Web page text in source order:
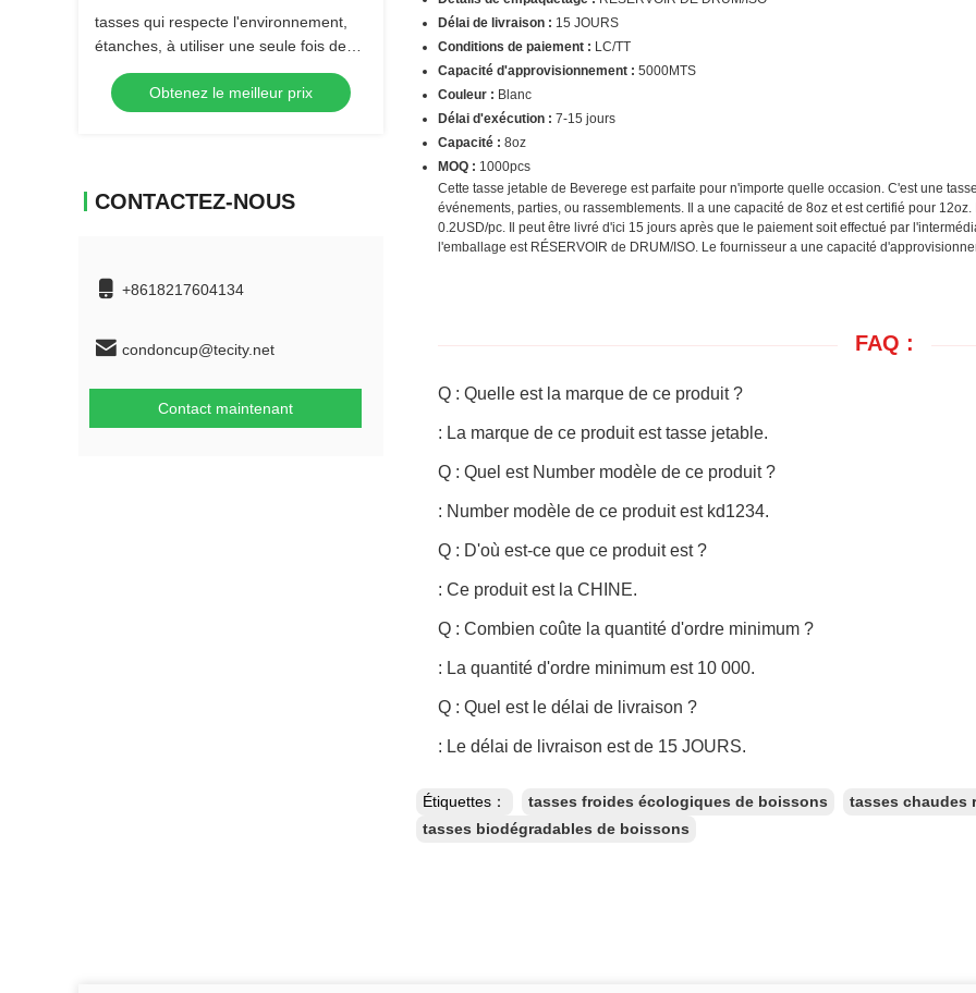
tasses qui respecte l'environnement,
étanches, à utiliser une seule fois de
tasse jetable des boissons 12oz pour
des événements et parties
Obtenez le meilleur prix
CONTACTEZ-NOUS
+8618217604134
condoncup@tecity.net
Contact maintenant
Délai de livraison : 15 JOURS
Conditions de paiement : LC/TT
Capacité d'approvisionnement : 5000MTS
Couleur : Blanc
Délai d'exécution : 7-15 jours
Capacité : 8oz
MOQ : 1000pcs
Cette tasse jetable de Beverege est parfaite pour n'importe quelle occasion. C'est une
événements, parties, ou rassemblements. Il a une capacité de 8oz et est certifié pour
0.2USD/pc. Il peut être livré d'ici 15 jours après que le paiement soit effectué par
l'emballage est RÉSERVOIR de DRUM/ISO. Le fournisseur a une capacité
FAQ :
Q : Quelle est la marque de ce produit ?
: La marque de ce produit est tasse jetable.
Q : Quel est Number modèle de ce produit ?
: Number modèle de ce produit est kd1234.
Q : D'où est-ce que ce produit est ?
: Ce produit est la CHINE.
Q : Combien coûte la quantité d'ordre minimum ?
: La quantité d'ordre minimum est 10 000.
Q : Quel est le délai de livraison ?
: Le délai de livraison est de 15 JOURS.
Étiquettes： tasses froides écologiques de boissons
tasses chaudes
tasses biodégradables de boissons